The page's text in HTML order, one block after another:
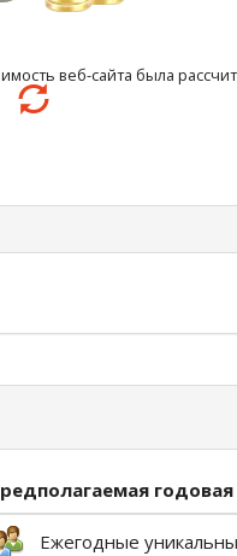
веб-сайта была
Ежегодные